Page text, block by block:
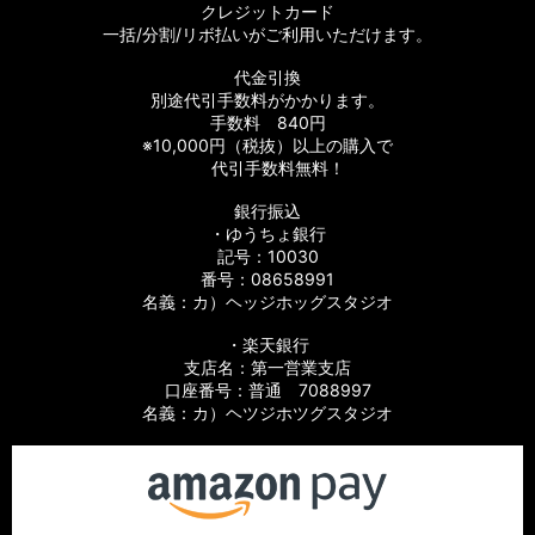
【シマノ】11バイオマスター［BIOMASTER］対応 カスタムパ
【シマノ】08バイオマスター［BIOMASTER］対応 カスタムパ
【シマノ】06バイオマスターMg［BIOMASTER Mg］対応 カ
【シマノ】13-16バイオマスターSW［BIOMASTER SW］対応
【シマノ】10バイオマスターSW［BIOMASTER SW］対応 カ
【シマノ】19スフェロスSW［SPHEROS SW］対応 カスタム
【シマノ】21スフェロスSW［SPHEROS SW］対応 カスタム
【シマノ】14スフェロスSW［SPHEROS SW］対応 カスタム
クレジットカード
一括/分割/リボ払いがご利用いただけます。
代金引換
別途代引手数料がかかります。
手数料 840円
※10,000円（税抜）以上の購入で
代引手数料無料！
銀行振込
・ゆうちょ銀行
記号：10030
番号：08658991
名義：カ）ヘッジホッグスタジオ
・楽天銀行
支店名：第一営業支店
口座番号：普通 7088997
名義：カ）ヘツジホツグスタジオ